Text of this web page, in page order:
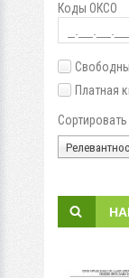
Коды ОКСО
Платная